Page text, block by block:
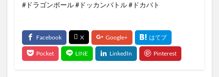
#ドラゴンボール #ドッカンバトル #ドカバト